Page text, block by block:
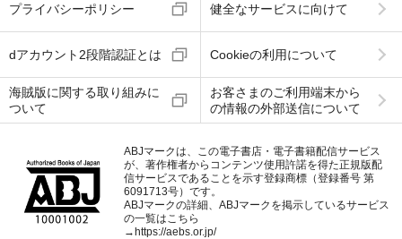
プライバシーポリシー 健全なサービスに向けて
dアカウント2段階認証とは Cookieの利用について
海賊版に関する取り組みに
ついて
お客さまのご利用端末から
の情報の外部送信について
ABJマークは、この電子書店・電子書籍配信サービス
が、著作権者からコンテンツ使用許諾を得た正規版配
信サービスであることを示す登録商標（登録番号 第
6091713号）です。
ABJマークの詳細、ABJマークを掲示しているサービス
の一覧はこちら
→https://aebs.or.jp/